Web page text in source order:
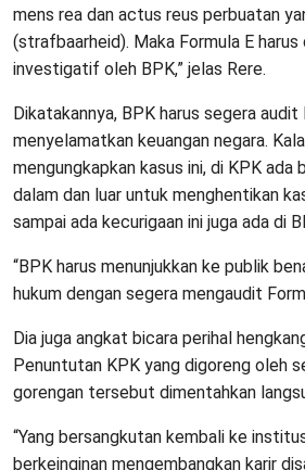
mens rea dan actus reus perbuatan
(strafbaarheid). Maka Formula E harus
investigatif oleh BPK,” jelas Rere.
Dikatakannya, BPK harus segera audit
menyelamatkan keuangan negara.
mengungkapkan kasus ini, di KPK ada
dalam dan luar untuk menghentikan
sampai ada kecurigaan ini juga ada di
“BPK harus menunjukkan ke publik
hukum dengan segera mengaudit
Dia juga angkat bicara perihal
Penuntutan KPK yang digoreng oleh
gorengan tersebut dimentahkan
“Yang bersangkutan kembali ke
berkeinginan mengembangkan karir